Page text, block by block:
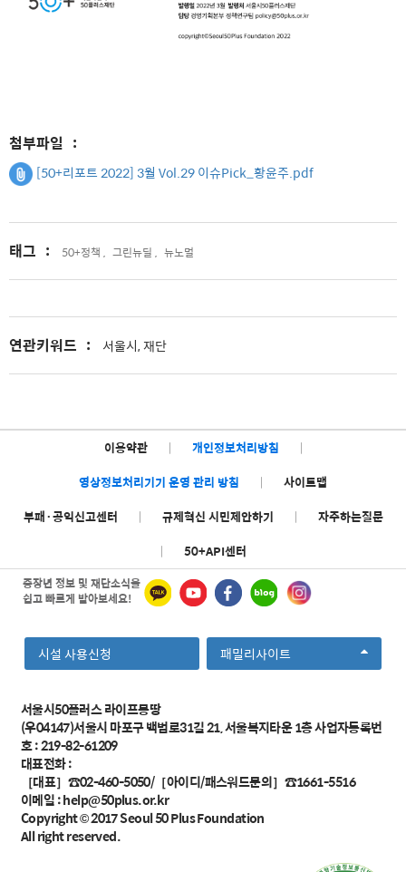
첨부파일 :
[50+리포트 2022] 3월 Vol.29 이슈Pick_황윤주.pdf
태그 : 50+정책 , 그린뉴딜 , 뉴노멀
연관키워드 : 서울시, 재단
이용약관 | 개인정보처리방침
|
영상정보처리기기 운영 관리 방침
|
사이트맵
부패·공익신고센터
| 규제혁신 시민제안하기 |
자주하는질문
|
50+API센터
중장년 정보 및 재단소식을
쉽고 빠르게 받아보세요!
시설 사용신청 패밀리사이트선
택
서울시50플러스 라이프몽땅
(우04147)서울시 마포구 백범로31길 21, 서울복지타운 1층 사업자등록번
호 : 219-82-61209
대표전화 :
［대표］☎02-460-5050/［아이디/패스워드문의］☎1661-5516
이메일 :help@50plus.or.kr
Copyright © 2017Seoul 50 Plus Foundation
All right reserved.